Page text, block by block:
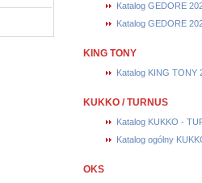
Katalog GEDORE
Katalog GEDORE
KING TONY
Katalog KING TONY
KUKKO / TURNUS
Katalog KUKKO -
Katalog ogólny
OKS